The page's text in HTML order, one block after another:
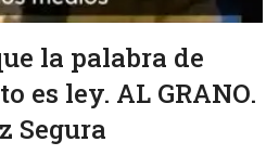
la palabra de
es ley. AL GRANO.
Segura